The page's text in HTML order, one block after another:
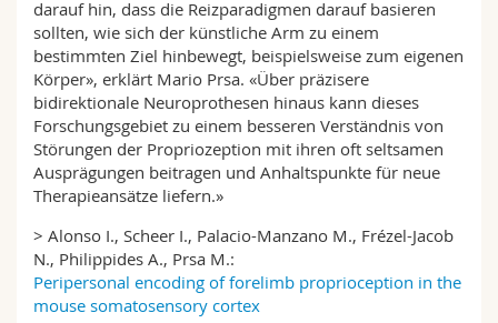
darauf hin, dass die Reizparadigmen darauf basieren
sollten, wie sich der künstliche Arm zu einem
bestimmten Ziel hinbewegt, beispielsweise zum eigenen
Körper», erklärt Mario Prsa. «Über präzisere
bidirektionale Neuroprothesen hinaus kann dieses
Forschungsgebiet zu einem besseren Verständnis von
Störungen der Propriozeption mit ihren oft seltsamen
Ausprägungen beitragen und Anhaltspunkte für neue
Therapieansätze liefern.»
> Alonso I., Scheer I., Palacio-Manzano M., Frézel-Jacob
N., Philippides A., Prsa M.:
Peripersonal encoding of forelimb proprioception in the
mouse somatosensory cortex